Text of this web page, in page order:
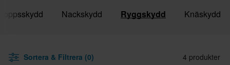
Nackskydd Ryggskydd Knäskydd
Sortera & Filtrera (0) 4 produkter